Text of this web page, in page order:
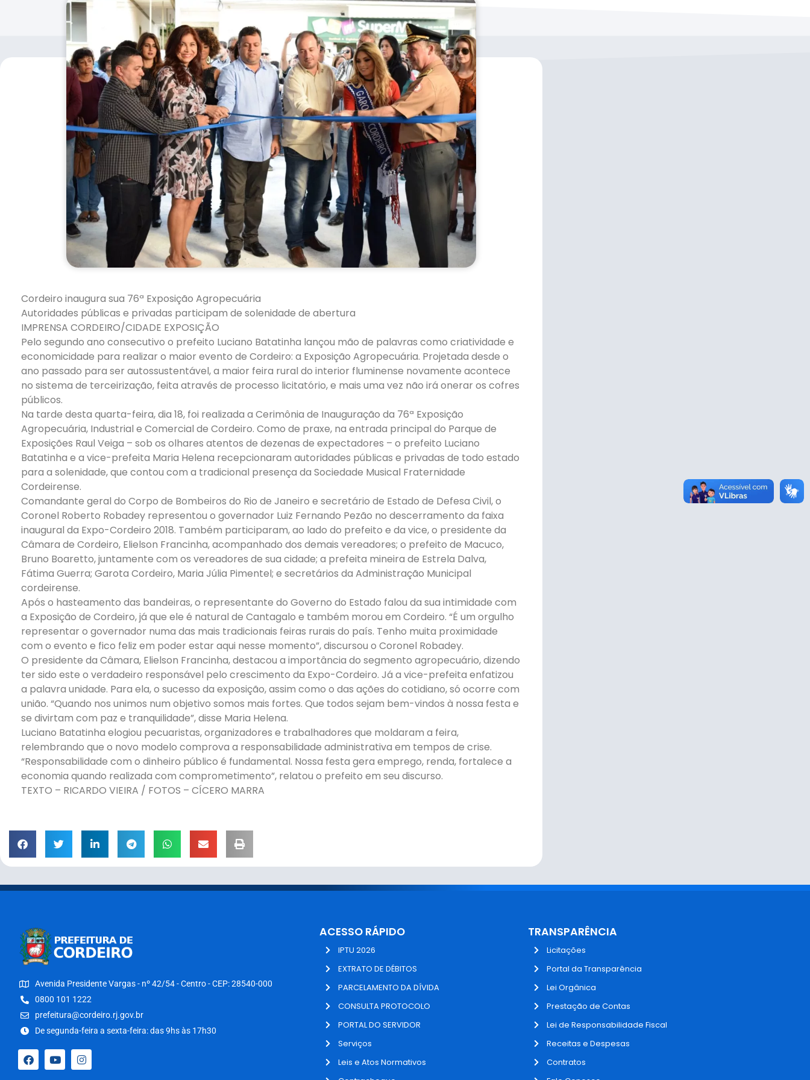
Cordeiro inaugura sua 76ª Exposição Agropecuária
Autoridades públicas e privadas participam de solenidade de abertura
IMPRENSA CORDEIRO/CIDADE EXPOSIÇÃO
Pelo segundo ano consecutivo o prefeito Luciano Batatinha lançou mão de palavras como criatividade e
economicidade para realizar o maior evento de Cordeiro: a Exposição Agropecuária. Projetada desde o
ano passado para ser autossustentável, a maior feira rural do interior fluminense novamente acontece
no sistema de terceirização, feita através de processo licitatório, e mais uma vez não irá onerar os cofres
públicos.
Na tarde desta quarta-feira, dia 18, foi realizada a Cerimônia de Inauguração da 76ª Exposição
Agropecuária, Industrial e Comercial de Cordeiro. Como de praxe, na entrada principal do Parque de
Exposições Raul Veiga – sob os olhares atentos de dezenas de expectadores – o prefeito Luciano
Batatinha e a vice-prefeita Maria Helena recepcionaram autoridades públicas e privadas de todo estado
para a solenidade, que contou com a tradicional presença da Sociedade Musical Fraternidade
Cordeirense.
Comandante geral do Corpo de Bombeiros do Rio de Janeiro e secretário de Estado de Defesa Civil, o
Coronel Roberto Robadey representou o governador Luiz Fernando Pezão no descerramento da faixa
inaugural da Expo-Cordeiro 2018. Também participaram, ao lado do prefeito e da vice, o presidente da
Câmara de Cordeiro, Elielson Francinha, acompanhado dos demais vereadores; o prefeito de Macuco,
Bruno Boaretto, juntamente com os vereadores de sua cidade; a prefeita mineira de Estrela Dalva,
Fátima Guerra; Garota Cordeiro, Maria Júlia Pimentel; e secretários da Administração Municipal
cordeirense.
Após o hasteamento das bandeiras, o representante do Governo do Estado falou da sua intimidade com
a Exposição de Cordeiro, já que ele é natural de Cantagalo e também morou em Cordeiro. “É um orgulho
representar o governador numa das mais tradicionais feiras rurais do país. Tenho muita proximidade
com o evento e fico feliz em poder estar aqui nesse momento”, discursou o Coronel Robadey.
O presidente da Câmara, Elielson Francinha, destacou a importância do segmento agropecuário, dizendo
ter sido este o verdadeiro responsável pelo crescimento da Expo-Cordeiro. Já a vice-prefeita enfatizou
a palavra unidade. Para ela, o sucesso da exposição, assim como o das ações do cotidiano, só ocorre com
união. “Quando nos unimos num objetivo somos mais fortes. Que todos sejam bem-vindos à nossa festa e
se divirtam com paz e tranquilidade”, disse Maria Helena.
Luciano Batatinha elogiou pecuaristas, organizadores e trabalhadores que moldaram a feira,
relembrando que o novo modelo comprova a responsabilidade administrativa em tempos de crise.
“Responsabilidade com o dinheiro público é fundamental. Nossa festa gera emprego, renda, fortalece a
economia quando realizada com comprometimento”, relatou o prefeito em seu discurso.
TEXTO – RICARDO VIEIRA / FOTOS – CÍCERO MARRA
Avenida Presidente Vargas - nº 42/54 - Centro - CEP: 28540-000
0800 101 1222
prefeitura@cordeiro.rj.gov.br
De segunda-feira a sexta-feira: das 9hs às 17h30
ACESSO RÁPIDO
IPTU 2026
EXTRATO DE DÉBITOS
PARCELAMENTO DA DÍVIDA
CONSULTA PROTOCOLO
PORTAL DO SERVIDOR
Serviços
Leis e Atos Normativos
TRANSPARÊNCIA
Licitações
Portal da Transparência
Lei Orgânica
Prestação de Contas
Lei de Responsabilidade Fiscal
Receitas e Despesas
Contratos